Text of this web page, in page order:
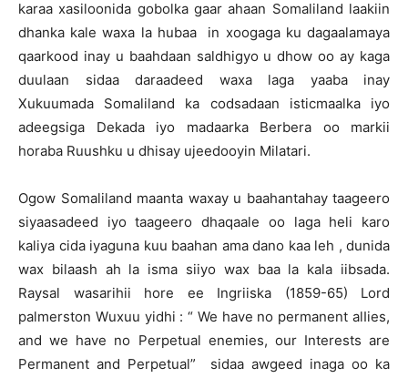
karaa xasiloonida gobolka gaar ahaan Somaliland laakiin
dhanka kale waxa la hubaa in xoogaga ku dagaalamaya
qaarkood inay u baahdaan saldhigyo u dhow oo ay kaga
duulaan sidaa daraadeed waxa laga yaaba inay
Xukuumada Somaliland ka codsadaan isticmaalka iyo
adeegsiga Dekada iyo madaarka Berbera oo markii
horaba Ruushku u dhisay ujeedooyin Milatari.
Ogow Somaliland maanta waxay u baahantahay taageero
siyaasadeed iyo taageero dhaqaale oo laga heli karo
kaliya cida iyaguna kuu baahan ama dano kaa leh , dunida
wax bilaash ah la isma siiyo wax baa la kala iibsada.
Raysal wasarihii hore ee Ingriiska (1859-65) Lord
palmerston Wuxuu yidhi : “ We have no permanent alIies,
and we have no Perpetual enemies, our Interests are
Permanent and Perpetual” sidaa awgeed inaga oo ka